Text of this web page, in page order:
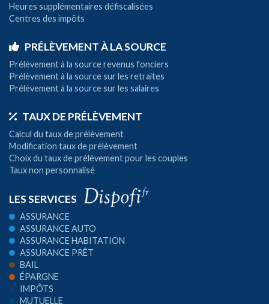
Heures supplémentaires défiscalisées
Centres des impôts
PRÉLÈVEMENT À LA SOURCE
Prélèvement à la source revenus fonciers
Prélèvement à la source sur les retraites
Prélèvement à la source sur les salaires
TAUX DE PRÉLÈVEMENT
Calcul du taux de prélèvement
Modification taux de prélèvement
Choix du taux de prélèvement pour les couples
Taux non personnalisé
LES SERVICES
ASSURANCE
ASSURANCE AUTO
ASSURANCE HABITATION
ASSURANCE PRÊT
BAIL
ÉPARGNE
IMPÔTS
MUTUELLE